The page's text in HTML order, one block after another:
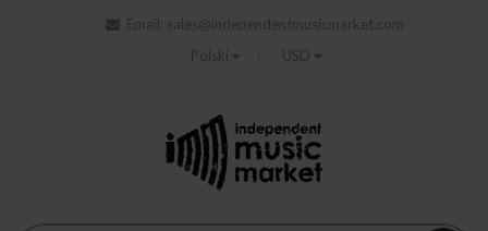
Email:
sales@independentmusicmarket.com
Polski
USD